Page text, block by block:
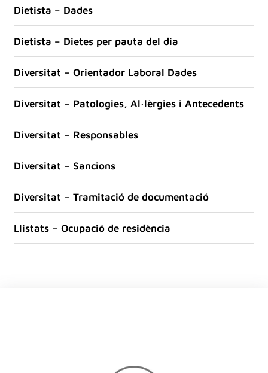
Dietista – Dades
Dietista – Dietes per pauta del dia
Diversitat – Orientador Laboral Dades
Diversitat – Patologies, Al·lèrgies i Antecedents
Diversitat – Responsables
Diversitat – Sancions
Diversitat – Tramitació de documentació
Llistats – Ocupació de residència